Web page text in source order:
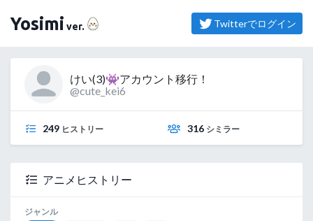
Yosimi（よしみ）
ver. Twitterでログイン
けい(3)👾アカウント移行！
@cute_kei6
249 ヒストリー 316 シミラー
アニメヒストリー
ジャンル